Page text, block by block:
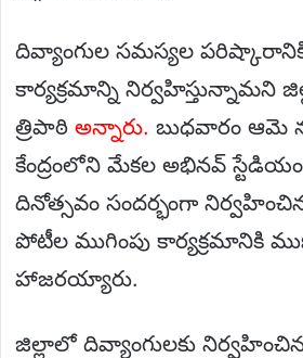
దివ్యాంగుల సమస్యల
కార్యక్రమాన్ని నిర్వహిస్తున్నామని
త్రిపాఠి అన్నారు. బుధవారం ఆమె
కేంద్రంలోని మేకల అభినవ్
దినోత్సవం సందర్భంగా నిర్వహించిన
పోటీల ముగింపు కార్యక్రమానికి
హాజరయ్యారు.
జిల్లాలో దివ్యాంగులకు